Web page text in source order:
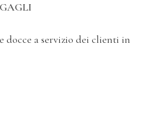
docce a servizio dei clienti in